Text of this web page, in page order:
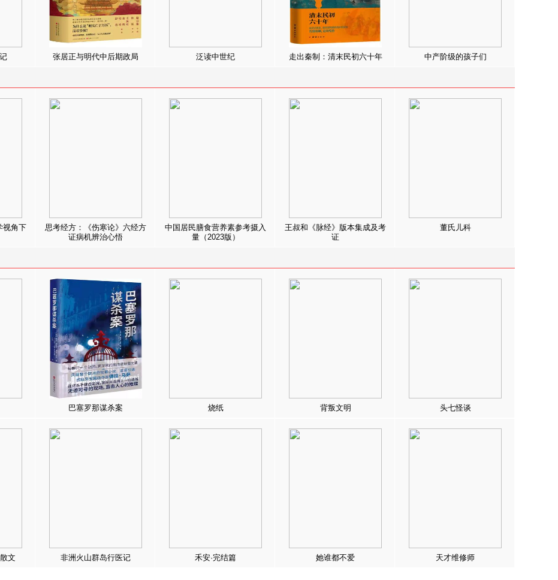
张居正与明代中后期政局 泛读中世纪 走出秦制：清末民初六十年 中产阶级的孩子们
视角下
思考经方：《伤寒论》六经方
证病机辨治心悟
中国居民膳食营养素参考摄入
量（2023版）
王叔和《脉经》版本集成及考
证
董氏儿科
巴塞罗那谋杀案 烧纸 背叛文明 头七怪谈
文 非洲火山群岛行医记 禾安·完结篇 她谁都不爱 天才维修师